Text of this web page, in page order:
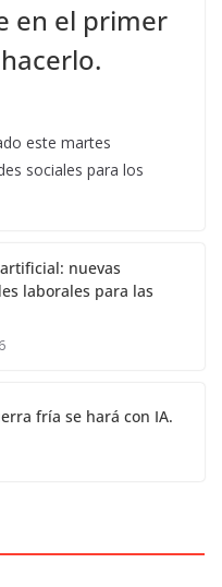
en el primer
este martes
sociales para los
nuevas
laborales para las
fría se hará con IA.